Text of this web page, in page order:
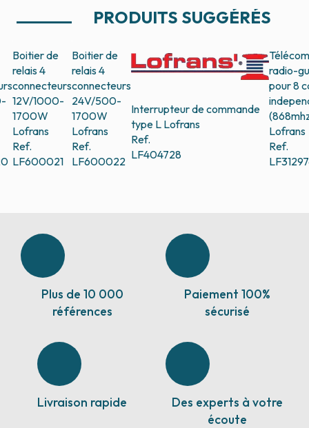
PRODUITS SUGGÉRÉS
Boitier de
relais 4
connecteurs
12V/1000-
1700W
Lofrans
Ref.
LF600021
Boitier de
relais 4
connecteurs
24V/500-
1700W
Lofrans
Ref.
LF600022
Interrupteur de commande
type L Lofrans
Ref.
LF404728
radio-
pour 8
Lofrans
Ref.
Plus de 10 000
références
Paiement 100%
sécurisé
Livraison rapide
Des experts à votre
écoute